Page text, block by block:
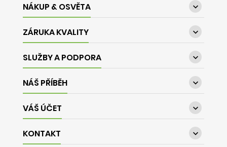
NÁKUP & OSVĚTA 
ZÁRUKA KVALITY 
SLUŽBY A PODPORA 
NÁŠ PŘÍBĚH 
VÁŠ ÚČET 
KONTAKT 